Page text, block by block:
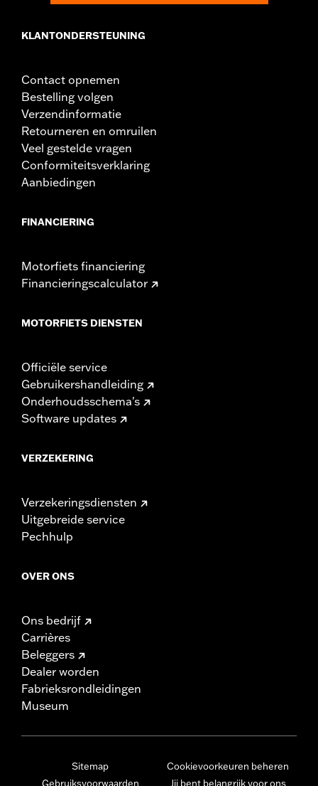
KLANTONDERSTEUNING
Contact opnemen
Bestelling volgen
Verzendinformatie
Retourneren en omruilen
Veel gestelde vragen
Conformiteitsverklaring
Aanbiedingen
FINANCIERING
Motorfiets financiering
Financieringscalculator
MOTORFIETS DIENSTEN
Officiële service
Gebruikershandleiding
Onderhoudsschema's
Software updates
VERZEKERING
Verzekeringsdiensten
Uitgebreide service
Pechhulp
OVER ONS
Ons bedrijf
Carrières
Beleggers
Dealer worden
Fabrieksrondleidingen
Museum
Sitemap
Gebruiksvoorwaarden
Cookievoorkeuren beheren
Jij bent belangrijk voor ons